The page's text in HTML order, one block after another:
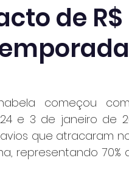
de R$
começou
e 3 de janeiro de
que atracaram
representando